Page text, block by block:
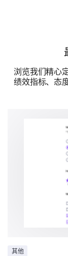
请评价这
方面的有
远程办公政策
休假时间/带
公司还可
工作与生活
浏览我们精心
绩效指标、态
其他